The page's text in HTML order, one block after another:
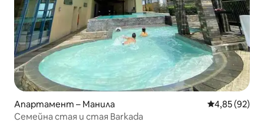
Апартамент – Манила Средна
4,85 (92)
Семейна стая и стая Barkada